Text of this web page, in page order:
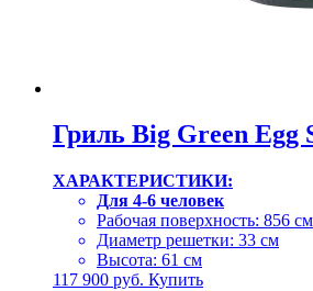
Гриль Big Green Egg
ХАРАКТЕРИСТИКИ:
Для 4-6 человек
Рабочая поверхность: 856 см
Диаметр решетки: 33 см
Высота: 61 см
117 900 руб. Купить